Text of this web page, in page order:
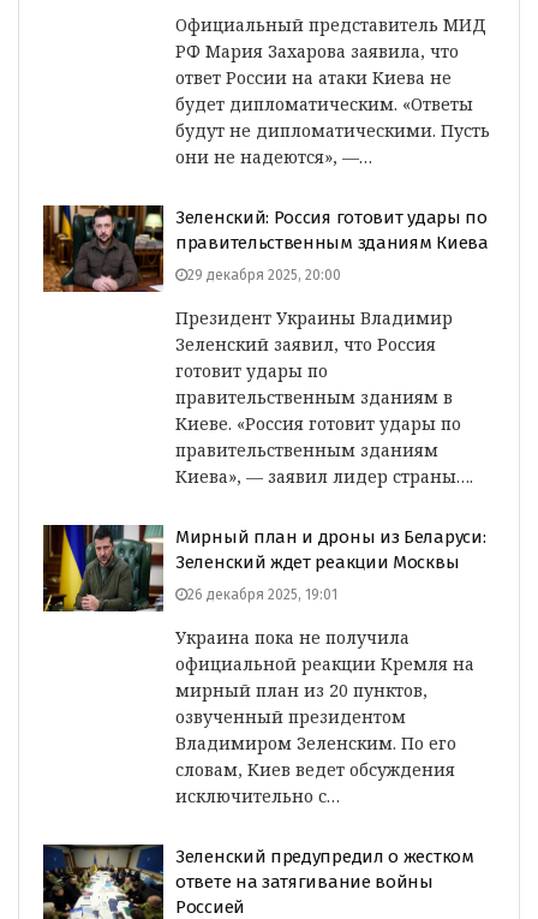
Официальный представитель МИД
РФ Мария Захарова заявила, что
ответ России на атаки Киева не
будет дипломатическим. «Ответы
будут не дипломатическими. Пусть
они не надеются», —…
Зеленский: Россия готовит удары по
правительственным зданиям Киева
29 декабря 2025, 20:00
Президент Украины Владимир
Зеленский заявил, что Россия
готовит удары по
правительственным зданиям в
Киеве. «Россия готовит удары по
правительственным зданиям
Киева», — заявил лидер страны….
Мирный план и дроны из Беларуси:
Зеленский ждет реакции Москвы
26 декабря 2025, 19:01
Украина пока не получила
официальной реакции Кремля на
мирный план из 20 пунктов,
озвученный президентом
Владимиром Зеленским. По его
словам, Киев ведет обсуждения
исключительно с…
Зеленский предупредил о жестком
ответе на затягивание войны
Россией